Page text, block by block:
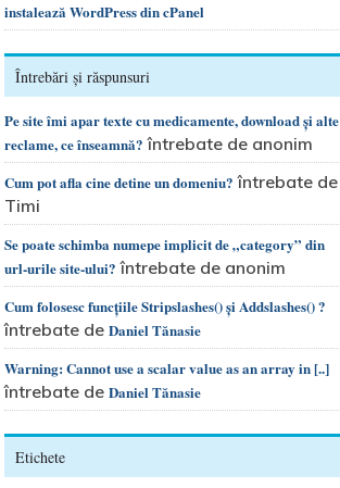
instalează WordPress din cPanel
Întrebări și răspunsuri
Pe site îmi apar texte cu medicamente, download și alte
reclame, ce înseamnă? întrebate de anonim
Cum pot afla cine detine un domeniu? întrebate de
Timi
Se poate schimba numepe implicit de „category” din
url-urile site-ului? întrebate de anonim
Cum folosesc funcțiile Stripslashes() și Addslashes() ?
întrebate de Daniel Tănasie
Warning: Cannot use a scalar value as an array in [..]
întrebate de Daniel Tănasie
Etichete